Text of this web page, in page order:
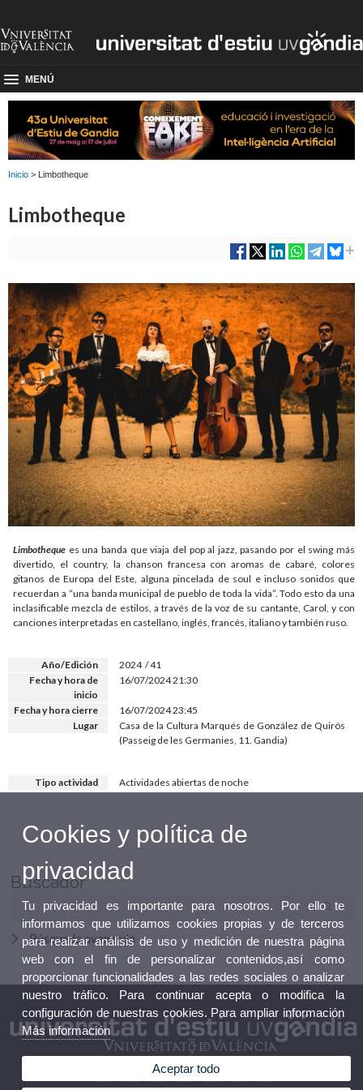
MENÚ
Inicio > Limbotheque
Limbotheque
Limbotheque es una banda que viaja del pop al jazz, pasando por el swing más
divertido, el country, la chanson francesa con aromas de cabaré, colores
gitanos de Europa del Este, alguna pincelada de soul e incluso sonidos que
recuerdan a “una banda municipal de pueblo de toda la vida”. Todo esto da una
inclasificable mezcla de estilos, a través de la voz de su cantante, Carol, y con
canciones interpretadas en castellano, inglés, francés, italiano y también ruso.
Año/Edición
2024 / 41
Fecha y hora de
inicio
16/07/2024 21:30
Fecha y hora cierre
16/07/2024 23:45
Lugar
Casa de la Cultura Marqués de González de Quirós
(Passeig de les Germanies, 11. Gandia)
Tipo actividad Actividades abiertas de noche
Buscador
Búsqueda avanzada
Cookies y política de
privacidad
Tu privacidad es importante para nosotros. Por ello te
informamos que utilizamos cookies propias y de terceros
para realizar análisis de uso y medición de nuestra página
web con el fin de personalizar contenidos,así como
proporcionar funcionalidades a las redes sociales o analizar
nuestro tráfico. Para continuar acepta o modifica la
configuración de nuestras cookies. Para ampliar información
Más información
Aceptar todo